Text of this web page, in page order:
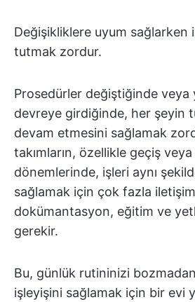
Değişikliklere uyum sağlarken
tutmak zordur.
Prosedürler değiştiğinde veya
devreye girdiğinde, her şeyin
devam etmesini sağlamak
takımların, özellikle geçiş
dönemlerinde, işleri aynı
sağlamak için çok fazla
dokümantasyon, eğitim ve
gerekir.
Bu, günlük rutininizi
işleyişini sağlamak için bir evi